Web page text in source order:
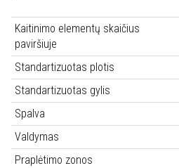
Kaitinimo elementų skaičius
paviršiuje
Standartizuotas plotis
Standartizuotas gylis
Spalva
Valdymas
Praplėtimo zonos